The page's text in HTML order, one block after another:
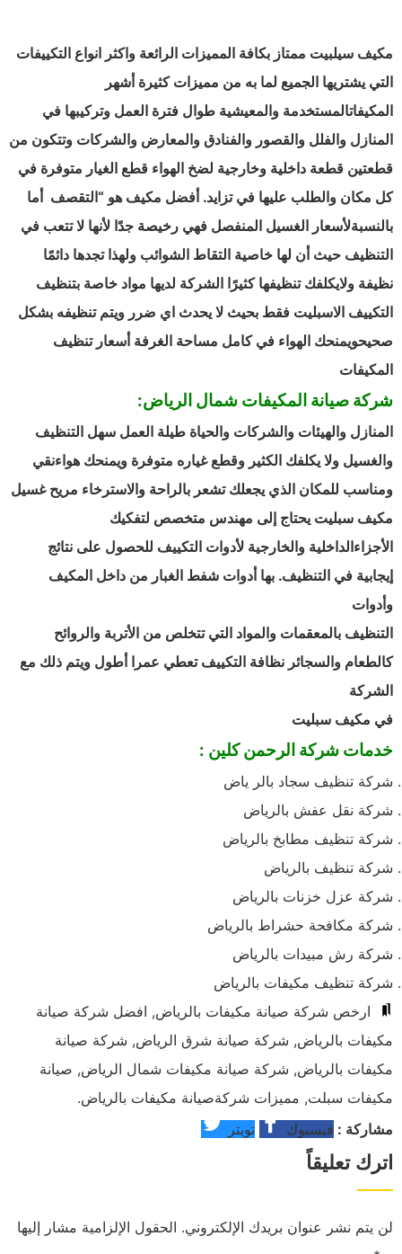
مكيف سيلبيت ممتاز بكافة المميزات الرائعة واكثر انواع التكييفات
التي يشتريها الجميع لما به من مميزات كثيرة أشهر
المكيفاتالمستخدمة والمعيشية طوال فترة العمل وتركيبها في
المنازل والفلل والقصور والفنادق والمعارض والشركات وتتكون من
قطعتين قطعة داخلية وخارجية لضخ الهواء قطع الغيار متوفرة في
كل مكان والطلب عليها في تزايد. أفضل مكيف هو “التقصف أما
بالنسبةلأسعار الغسيل المنفصل فهي رخيصة جدًا لأنها لا تتعب في
التنظيف حيث أن لها خاصية التقاط الشوائب ولهذا تجدها دائمًا
نظيفة ولايكلفك تنظيفها كثيرًا الشركة لديها مواد خاصة بتنظيف
التكييف الاسبليت فقط بحيث لا يحدث اي ضرر ويتم تنظيفه بشكل
صحيحويمنحك الهواء في كامل مساحة الغرفة أسعار تنظيف
المكيفات
شركة صيانة المكيفات شمال الرياض:
المنازل والهيئات والشركات والحياة طيلة العمل سهل التنظيف
والغسيل ولا يكلفك الكثير وقطع غياره متوفرة ويمنحك هواءنقي
ومناسب للمكان الذي يجعلك تشعر بالراحة والاسترخاء مريح غسيل
مكيف سبليت يحتاج إلى مهندس متخصص لتفكيك
الأجزاءالداخلية والخارجية لأدوات التكييف للحصول على نتائج
إيجابية في التنظيف. بها أدوات شفط الغبار من داخل المكيف
وأدوات
التنظيف بالمعقمات والمواد التي تتخلص من الأتربة والروائح
كالطعام والسجائر نظافة التكييف تعطي عمرا أطول ويتم ذلك مع
الشركة
في مكيف سبليت
خدمات شركة الرحمن كلين :
شركة تنظيف سجاد بالر ياض
شركة نقل عفش بالرياض
شركة تنظيف مطابخ بالرياض
شركة تنظيف بالرياض
شركة عزل خزنات بالرياض
شركة مكافحة حشراط بالرياض
شركة رش مبيدات بالرياض
شركة تنظيف مكيفات بالرياض
ارخص شركة صيانة مكيفات بالرياض, افضل شركة صيانة
مكيفات بالرياض, شركة صيانة شرق الرياض, شركة صيانة
مكيفات بالرياض, شركة صيانة مكيفات شمال الرياض, صيانة
مكيفات سبلت, مميزات شركةصيانة مكيفات بالرياض.
مشاركة : فيسبوك فيسبوك
تويتر
اترك تعليقاً
لن يتم نشر عنوان بريدك الإلكتروني. الحقول الإلزامية مشار إليها